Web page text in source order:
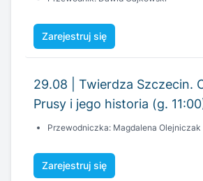
Zarejestruj się
29.08 | Twierdza Szczecin.
Prusy i jego historia (g.
Przewodniczka: Magdalena Olejniczak
Zarejestruj się